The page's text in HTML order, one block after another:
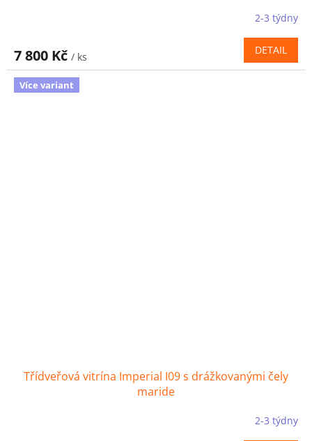
2-3 týdny
7 800 Kč / ks
DETAIL
Více variant
Třídveřová vitrína Imperial I09 s drážkovanými čely
maride
2-3 týdny